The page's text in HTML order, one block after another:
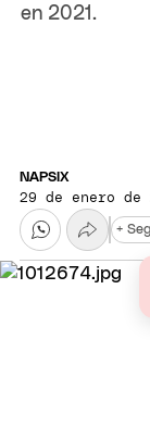
en 2021.
NAPSIX
29 de enero de
+